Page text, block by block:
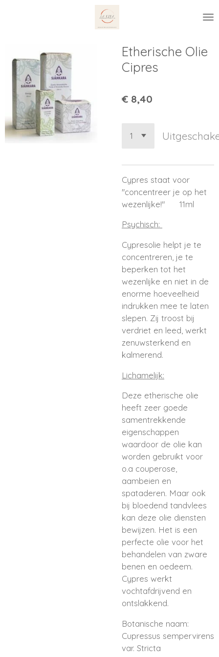
hoofdinhoud
Etherische Olie
Cipres
€ 8,40
Cypres staat voor
"concentreer je op het
wezenlijke!" 11ml
Psychisch:
Cypresolie helpt je te
concentreren, je te
beperken tot het
wezenlijke en niet in de
enorme hoeveelheid
indrukken mee te laten
slepen. Zij troost bij
verdriet en leed, werkt
zenuwsterkend en
kalmerend.
Lichamelijk:
Deze etherische olie
heeft zeer goede
samentrekkende
eigenschappen
waardoor de olie kan
worden gebruikt voor
o.a couperose,
aambeien en
spataderen. Maar ook
bij bloedend tandvlees
kan deze olie diensten
bewijzen. Het is een
perfecte olie voor het
behandelen van zware
benen en oedeem.
Cypres werkt
vochtafdrijvend en
ontslakkend.
Botanische naam:
Cupressus sempervirens
var. Stricta